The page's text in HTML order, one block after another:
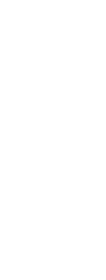
干警的新春贺词